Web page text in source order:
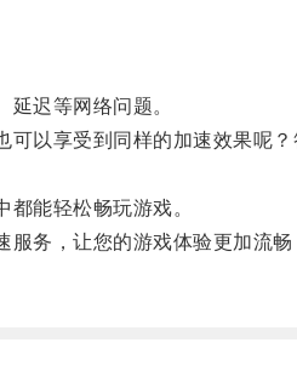
迟等网络问题。
享受到同样的加速效果呢？
能轻松畅玩游戏。
，让您的游戏体验更加流